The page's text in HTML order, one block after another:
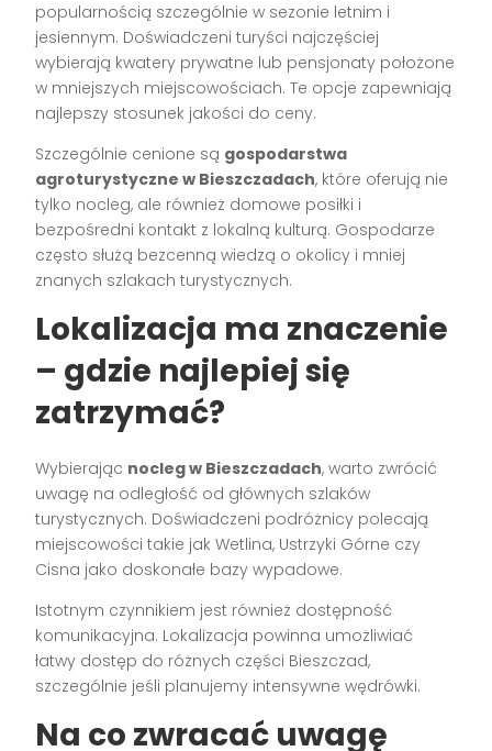
popularnością szczególnie w sezonie letnim i
jesiennym. Doświadczeni turyści najczęściej
wybierają kwatery prywatne lub pensjonaty położone
w mniejszych miejscowościach. Te opcje zapewniają
najlepszy stosunek jakości do ceny.
Szczególnie cenione są gospodarstwa
agroturystyczne w Bieszczadach, które oferują nie
tylko nocleg, ale również domowe posiłki i
bezpośredni kontakt z lokalną kulturą. Gospodarze
często służą bezcenną wiedzą o okolicy i mniej
znanych szlakach turystycznych.
Lokalizacja ma znaczenie
– gdzie najlepiej się
zatrzymać?
Wybierając nocleg w Bieszczadach, warto zwrócić
uwagę na odległość od głównych szlaków
turystycznych. Doświadczeni podróżnicy polecają
miejscowości takie jak Wetlina, Ustrzyki Górne czy
Cisna jako doskonałe bazy wypadowe.
Istotnym czynnikiem jest również dostępność
komunikacyjna. Lokalizacja powinna umożliwiać
łatwy dostęp do różnych części Bieszczad,
szczególnie jeśli planujemy intensywne wędrówki.
Na co zwracać uwagę